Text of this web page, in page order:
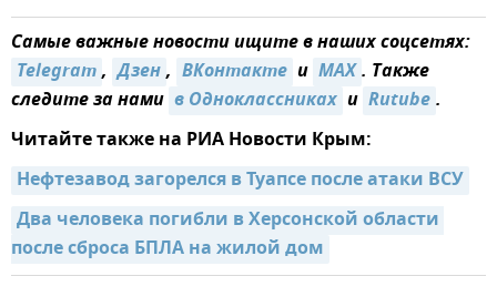
Самые важные новости ищите в наших соцсетях:
Telegram, Дзен, ВКонтакте и MAX. Также
следите за нами в Одноклассниках и Rutube.
Читайте также на РИА Новости Крым:
Нефтезавод загорелся в Туапсе после атаки ВСУ
Два человека погибли в Херсонской области
после сброса БПЛА на жилой дом